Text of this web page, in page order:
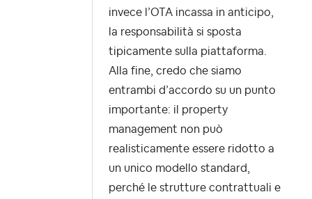
invece l’OTA incassa in anticipo,
la responsabilità si sposta
tipicamente sulla piattaforma.
Alla fine, credo che siamo
entrambi d’accordo su un punto
importante: il property
management non può
realisticamente essere ridotto a
un unico modello standard,
perché le strutture contrattuali e